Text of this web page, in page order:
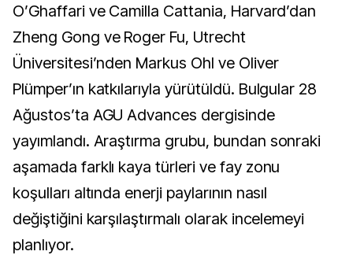
O’Ghaffari ve Camilla Cattania, Harvard’dan
Zheng Gong ve Roger Fu, Utrecht
Üniversitesi’nden Markus Ohl ve Oliver
Plümper’ın katkılarıyla yürütüldü. Bulgular 28
Ağustos’ta AGU Advances dergisinde
yayımlandı. Araştırma grubu, bundan sonraki
aşamada farklı kaya türleri ve fay zonu
koşulları altında enerji paylarının nasıl
değiştiğini karşılaştırmalı olarak incelemeyi
planlıyor.